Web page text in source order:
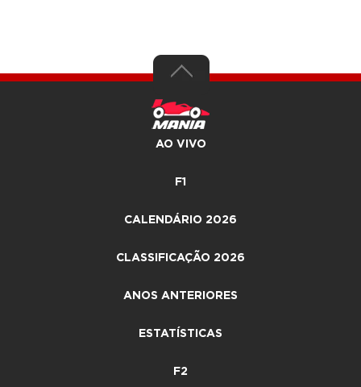
AO VIVO
F1
CALENDÁRIO 2026
CLASSIFICAÇÃO 2026
ANOS ANTERIORES
ESTATÍSTICAS
F2